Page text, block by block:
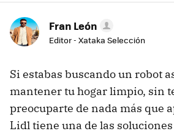
Fran León
Editor - Xataka Selección
Si estabas buscando un robot
mantener tu hogar limpio, sin
preocuparte de nada más que
Lidl tiene una de las